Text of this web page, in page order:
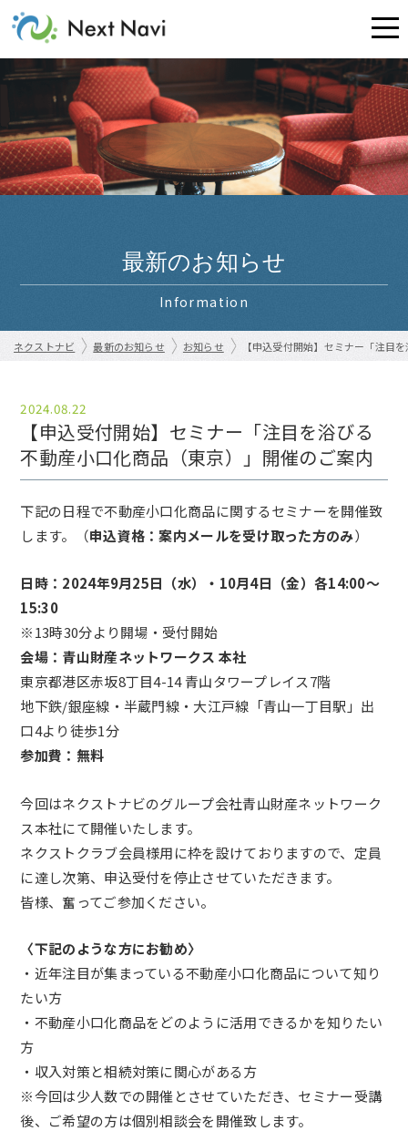
最新のお知らせ
Information
ネクストナビ 最新のお知らせ お知らせ 【申込受付開始】セミナー「注目
2024.08.22
【申込受付開始】セミナー「注目を浴びる
不動産小口化商品（東京）」開催のご案内
下記の日程で不動産小口化商品に関するセミナーを開催致
します。（申込資格：案内メールを受け取った方のみ）
日時：2024年9月25日（水）・10月4日（金）各14:00～
15:30
※13時30分より開場・受付開始
会場：青山財産ネットワークス 本社
東京都港区赤坂8丁目4-14 青山タワープレイス7階
地下鉄/銀座線・半蔵門線・大江戸線「青山一丁目駅」出
口4より徒歩1分
参加費：無料
今回はネクストナビのグループ会社青山財産ネットワーク
ス本社にて開催いたします。
ネクストクラブ会員様用に枠を設けておりますので、定員
に達し次第、申込受付を停止させていただきます。
皆様、奮ってご参加ください。
〈下記のような方にお勧め〉
・近年注目が集まっている不動産小口化商品について知り
たい方
・不動産小口化商品をどのように活用できるかを知りたい
方
・収入対策と相続対策に関心がある方
※今回は少人数での開催とさせていただき、セミナー受講
後、ご希望の方は個別相談会を開催致します。